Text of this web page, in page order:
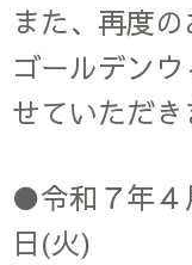
また、再度の
ゴールデン
せていただき
●令和７年４
日(火)